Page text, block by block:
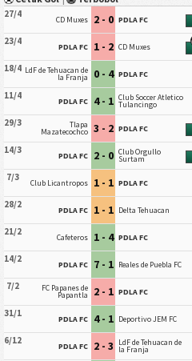
27/4 CD Muxes 2 - 0 PDLA FC
23/4 PDLA FC 1 - 2 CD Muxes
18/4 LdF de Tehuacan de
la Franja 0 - 4 PDLA FC
11/4
PDLA FC 4 - 1 Club Soccer Atletico
Tulancingo
29/3
Tlapa
Mazatecochco 3 - 2 PDLA FC
14/3 PDLA FC 2 - 0 Club Orgullo
Surtam
7/3 Club Licantropos 1 - 1 PDLA FC
28/2
PDLA FC 1 - 1 Delta Tehuacan
21/2
Cafeteros 1 - 4 PDLA FC
14/2
PDLA FC 7 - 1 Reales de Puebla FC
7/2
FC Papanes de
Papantla 2 - 1 PDLA FC
31/1
PDLA FC 4 - 1 Deportivo JEM FC
6/12
PDLA FC 2 - 3 LdF de Tehuacan de
la Franja